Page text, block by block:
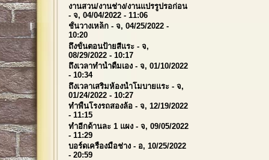
งานสวน/งานช่าง/งานแปรรูปรอก่อน
- จ, 04/04/2022 - 11:06
ชั้นวางเหล็ก - จ, 04/25/2022 -
10:20
ถึงขั้นตอนป้ายสีแระ - จ,
08/29/2022 - 10:17
ถึงเวลาทำน้ำดื่มเอง - จ, 01/10/2022
- 10:34
ถึงเวลาเสริมห้องน้ำโมบายแระ - จ,
01/24/2022 - 10:27
ทำพื้นโรงรถสองล้อ - จ, 12/19/2022
- 11:15
ทำอีกด้านละ 1 แผง - จ, 09/05/2022
- 11:29
บอร์ดเครื่องมือช่าง - อ, 10/25/2022
- 20:59